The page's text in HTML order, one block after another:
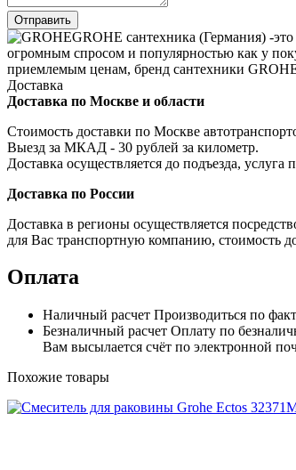
GROHE сантехника (Германия) -
огромным спросом и популярностью как у
приемлемым ценам, бренд сантехники
Доставка
Доставка по Москве и области
Стоимость доставки по Москве
Выезд за МКАД - 30 рублей за километр.
Доставка осуществляется до подъезда,
Доставка по России
Доставка в регионы осуществляется
для Вас транспортную компанию, стоимость
Оплата
Наличный расчет Производиться по
Безналичный расчет Оплату по
Вам высылается счёт по электронной
Похожие товары